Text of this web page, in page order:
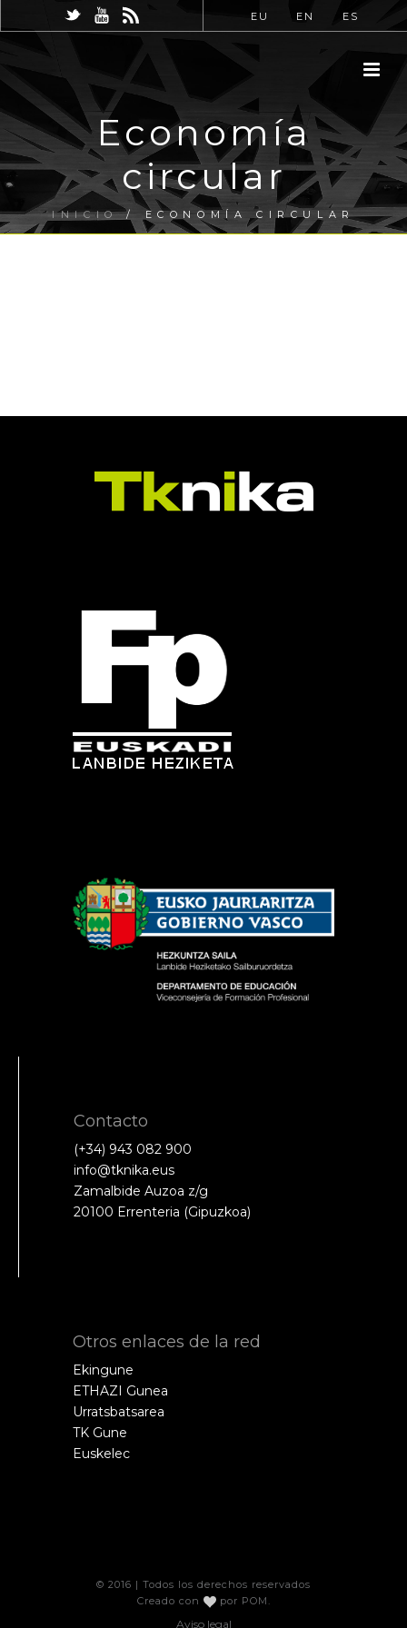
EU EN ES
Economía
circular
INICIO/ ECONOMÍA CIRCULAR
Contacto
(+34) 943 082 900
info@tknika.eus
Zamalbide Auzoa z/g
20100 Errenteria (Gipuzkoa)
Otros enlaces de la red
Ekingune
ETHAZI Gunea
Urratsbatsarea
TK Gune
Euskelec
© 2016 | Todos los derechos reservados
Creado con
por POM
Aviso legal